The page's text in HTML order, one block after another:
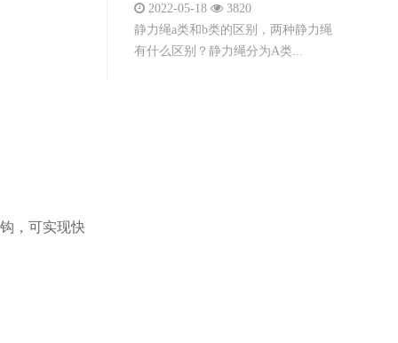
，可实现快
2022-05-18 3820
静力绳a类和b类的区别，两种静力绳
有什么区别？静力绳分为A类...